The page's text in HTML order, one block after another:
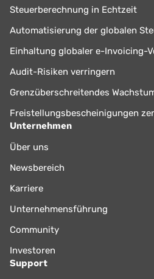
Steuerberechnung in Echtzeit
Automatisierung der globalen
Einhaltung globaler e-Invoicing-
Audit-Risiken verringern
Grenzüberschreitendes
Freistellungsbescheinigungen
Unternehmen
Über uns
Newsbereich
Karriere
Unternehmensführung
Community
Investoren
Support